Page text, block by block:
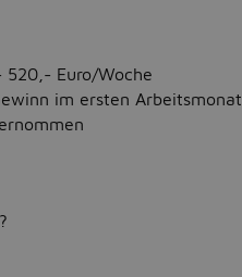
Euro/Woche
im ersten Arbeitsmonat